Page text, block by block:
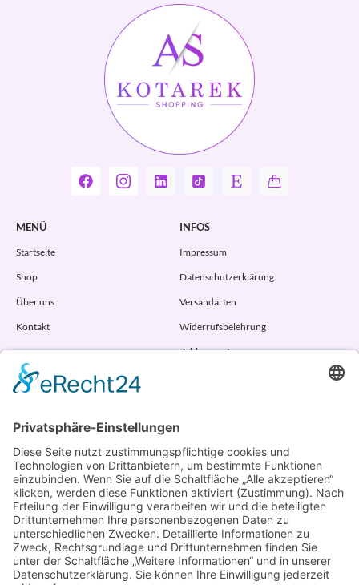
MENÜ
Startseite
Shop
Über uns
Kontakt
INFOS
Impressum
Datenschutzerklärung
Versandarten
Widerrufsbelehrung
Zahlungsarten
Randstr. 28
47804 Krefeld
+49 176 58266120
+49 176 58266120
+48 609 953 066
info@kotarek.com